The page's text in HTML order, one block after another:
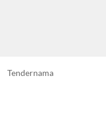
Tendernama